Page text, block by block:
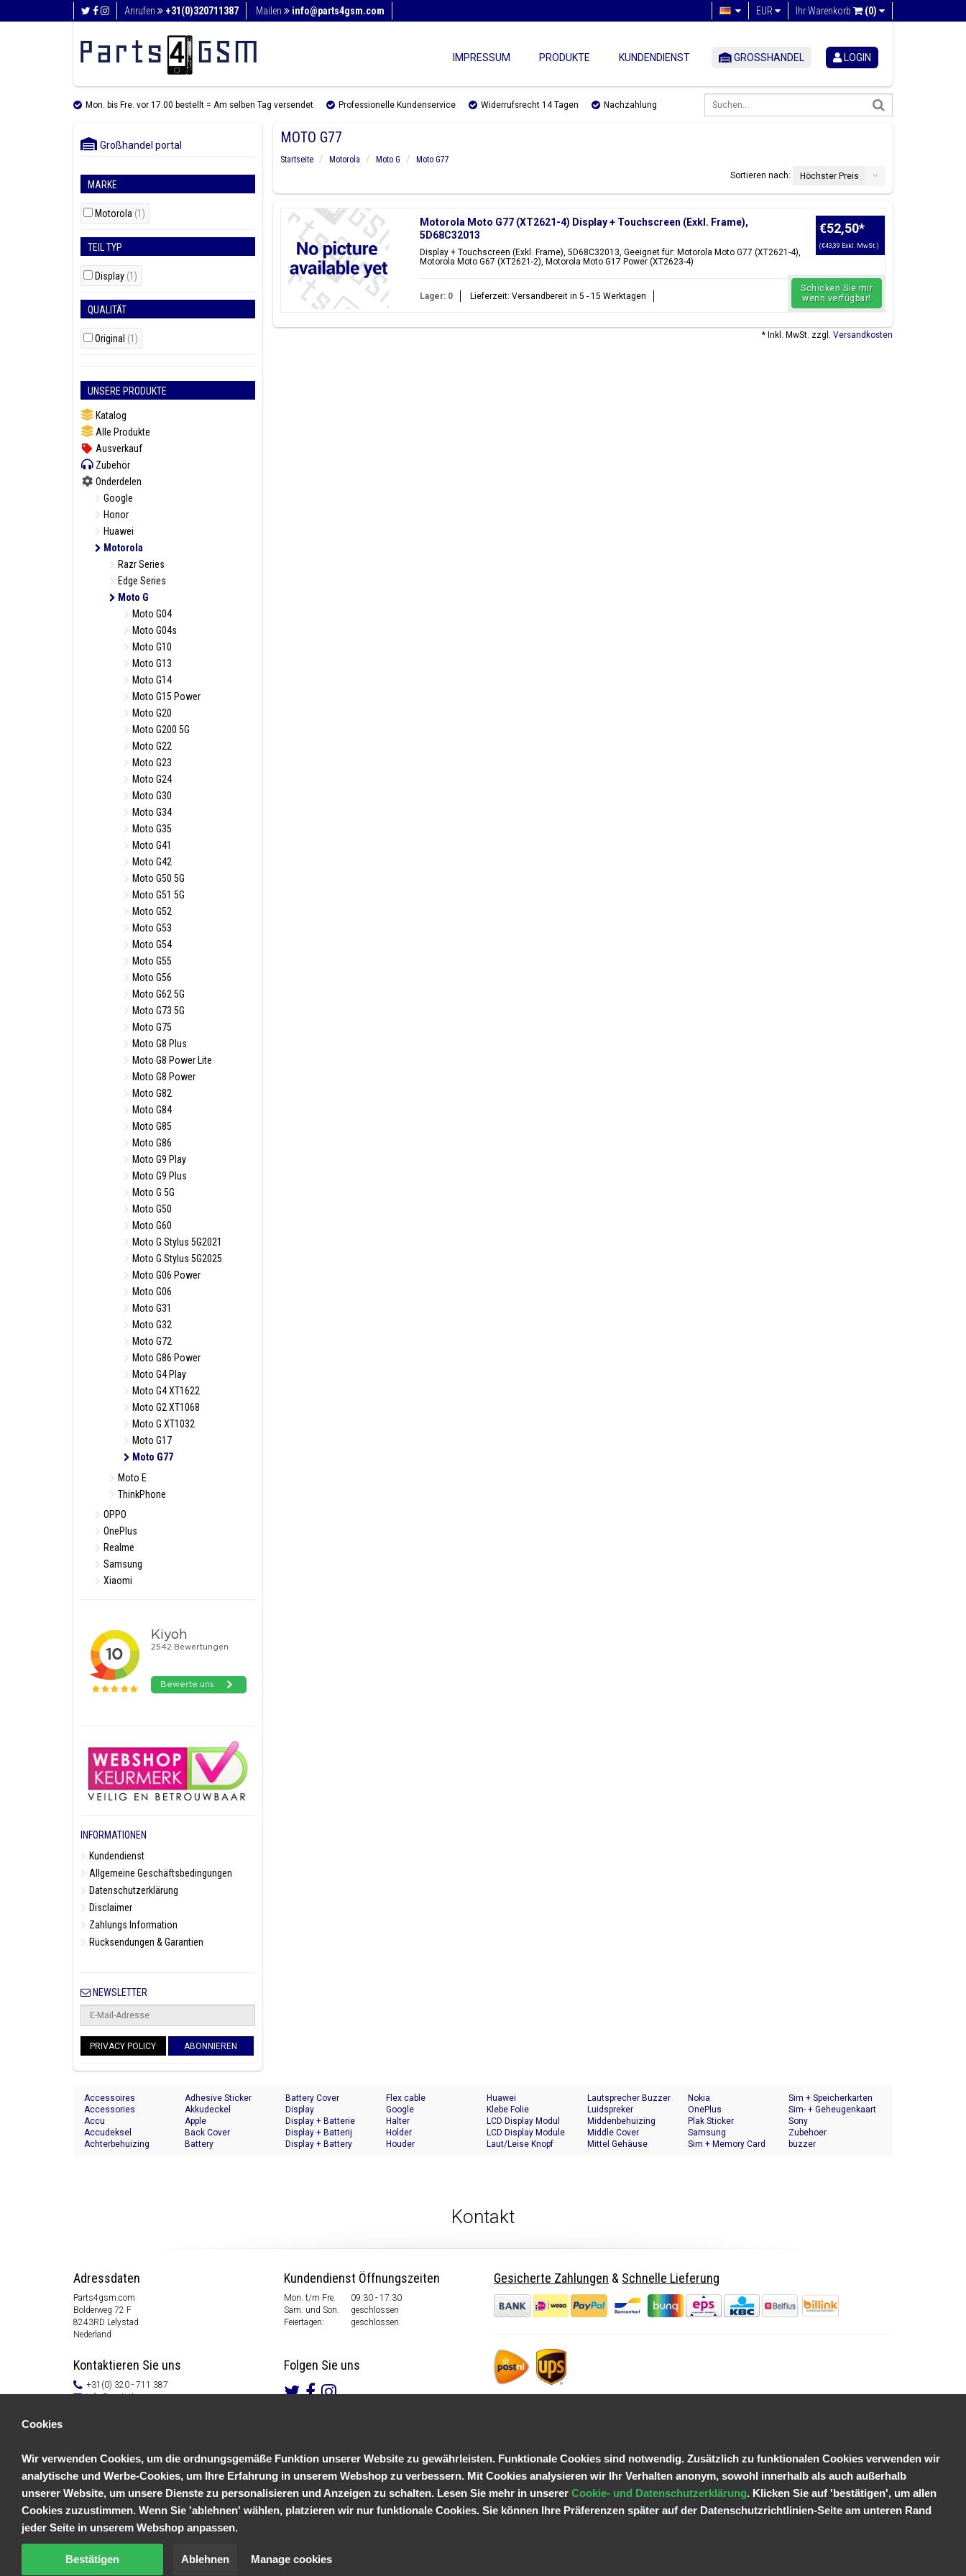
Anrufen +31(0)320711387 Mailen info@parts4gsm.com Ihr Warenkorb (0)
EUR
IMPRESSUM PRODUKTE KUNDENDIENST GROSSHANDEL LOGIN
Mon. bis Fre. vor 17.00 bestellt = Am selben Tag versendet Professionelle Kundenservice Widerrufsrecht 14 Tagen Nachzahlung
Großhandel portal
MARKE
Motorola (1)
TEIL TYP
Display (1)
QUALITÄT
Original (1)
UNSERE PRODUKTE
Katalog
Alle Produkte
Ausverkauf
Zubehör
Onderdelen
Google
Honor
Huawei
Motorola
Razr Series
Edge Series
Moto G
Moto G04
Moto G04s
Moto G10
Moto G13
Moto G14
Moto G15 Power
Moto G20
Moto G200 5G
Moto G22
Moto G23
Moto G24
Moto G30
Moto G34
Moto G35
Moto G41
Moto G42
Moto G50 5G
Moto G51 5G
Moto G52
Moto G53
Moto G54
Moto G55
Moto G56
Moto G62 5G
Moto G73 5G
Moto G75
Moto G8 Plus
Moto G8 Power Lite
Moto G8 Power
Moto G82
Moto G84
Moto G85
Moto G86
Moto G9 Play
Moto G9 Plus
Moto G 5G
Moto G50
Moto G60
Moto G Stylus 5G2021
Moto G Stylus 5G2025
Moto G06 Power
Moto G06
Moto G31
Moto G32
Moto G72
Moto G86 Power
Moto G4 Play
Moto G4 XT1622
Moto G2 XT1068
Moto G XT1032
Moto G17
Moto G77
Moto E
ThinkPhone
OPPO
OnePlus
Realme
Samsung
Xiaomi
INFORMATIONEN
Kundendienst
Allgemeine Geschäftsbedingungen
Datenschutzerklärung
Disclaimer
Zahlungs Information
Rücksendungen & Garantien
NEWSLETTER
PRIVACY POLICY ABONNIEREN
MOTO G77
Startseite Motorola Moto G
Moto G77
Sortieren nach:
Höchster Preis
Motorola Moto G77 (XT2621-4) Display + Touchscreen (Exkl. Frame),
5D68C32013
Display + Touchscreen (Exkl. Frame), 5D68C32013, Geeignet für: Motorola Moto G77 (XT2621-4),
Motorola Moto G67 (XT2621-2), Motorola Moto G17 Power (XT2623-4)
€52,50*
(€43,39 Exkl. MwSt.)
Lager: 0 Lieferzeit: Versandbereit in 5 - 15 Werktagen
Schicken Sie mir
wenn verfügbar!
* Inkl. MwSt. zzgl. Versandkosten
Accessoires
Accessories
Accu
Accudeksel
Achterbehuizing
Adhesive Sticker
Akkudeckel
Apple
Back Cover
Battery
Battery Cover
Display
Display + Batterie
Display + Batterij
Display + Battery
Flex cable
Google
Halter
Holder
Houder
Huawei
Klebe Folie
LCD Display Modul
LCD Display Module
Laut/Leise Knopf
Lautsprecher Buzzer
Luidspreker
Middenbehuizing
Middle Cover
Mittel Gehäuse
Nokia
OnePlus
Plak Sticker
Samsung
Sim + Memory Card
Sim + Speicherkarten
Halter
Sim- + Geheugenkaart
Houder
Sony
Zubehoer
buzzer
Kontakt
Adressdaten
Parts4gsm.com
Bolderweg 72 F
8243RD Lelystad
Nederland
Kontaktieren Sie uns
+31(0) 320 - 711 387
info@parts4gsm.com
Kundendienst
Allgemeine Geschäftsbedingungen
Disclaimer
Zahlungs Information
Kundendienst Öffnungszeiten
Mon. t/m Fre.
09:30 - 17:30
Sam. und Son.
geschlossen
Feiertagen:
geschlossen
Folgen Sie uns
Gesicherte Zahlungen & Schnelle Lieferung
Cookies
Wir verwenden Cookies, um die ordnungsgemäße Funktion unserer Website zu gewährleisten. Funktionale Cookies sind notwendig. Zusätzlich zu funktionalen Cookies verwenden wir
analytische und Werbe-Cookies, um Ihre Erfahrung in unserem Webshop zu verbessern. Mit Cookies analysieren wir Ihr Verhalten anonym, sowohl innerhalb als auch außerhalb
unserer Website, um unsere Dienste zu personalisieren und Anzeigen zu schalten. Lesen Sie mehr in unserer Cookie- und Datenschutzerklärung. Klicken Sie auf 'bestätigen', um allen
Cookies zuzustimmen. Wenn Sie 'ablehnen' wählen, platzieren wir nur funktionale Cookies. Sie können Ihre Präferenzen später auf der Datenschutzrichtlinien-Seite am unteren Rand
jeder Seite in unserem Webshop anpassen.
Bestätigen Ablehnen Manage cookies